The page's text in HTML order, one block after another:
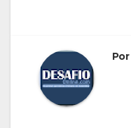
Por